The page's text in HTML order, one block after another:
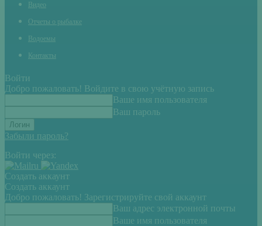
Видео
Отчеты о рыбалке
Водоемы
Контакты
Войти
Добро пожаловать! Войдите в свою учётную запись
Ваше имя пользователя
Ваш пароль
Забыли пароль?
Войти через:
Создать аккаунт
Создать аккаунт
Добро пожаловать! Зарегистрируйте свой аккаунт
Ваш адрес электронной почты
Ваше имя пользователя